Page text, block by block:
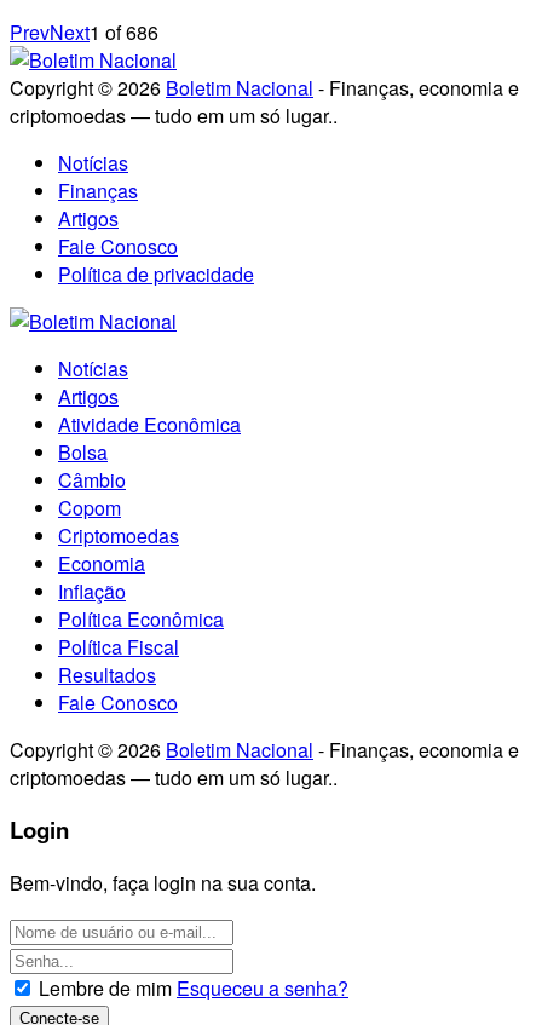
PrevNext1 of686
Copyright © 2026 Boletim Nacional - Finanças, economia e
criptomoedas — tudo em um só lugar..
Notícias
Finanças
Artigos
Fale Conosco
Política de privacidade
Notícias
Artigos
Atividade Econômica
Bolsa
Câmbio
Copom
Criptomoedas
Economia
Inflação
Política Econômica
Política Fiscal
Resultados
Fale Conosco
Copyright © 2026 Boletim Nacional - Finanças, economia e
criptomoedas — tudo em um só lugar..
Login
Bem-vindo, faça login na sua conta.
Lembre de mim Esqueceu a senha?